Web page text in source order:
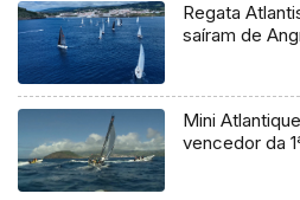
Regata
saíram de
Mini
vencedor da